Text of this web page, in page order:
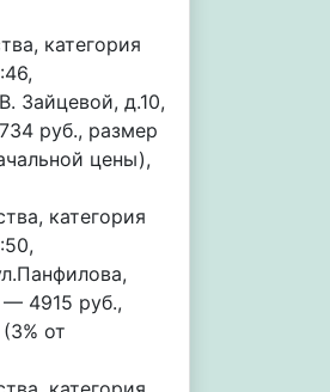
категория
Зайцевой, д.10,
руб., размер
цены),
категория
4915 руб.,
от